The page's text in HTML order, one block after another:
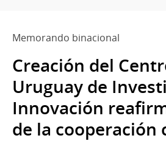
Memorando binacional
Creación del
Uruguay de
Innovación
de la cooperación